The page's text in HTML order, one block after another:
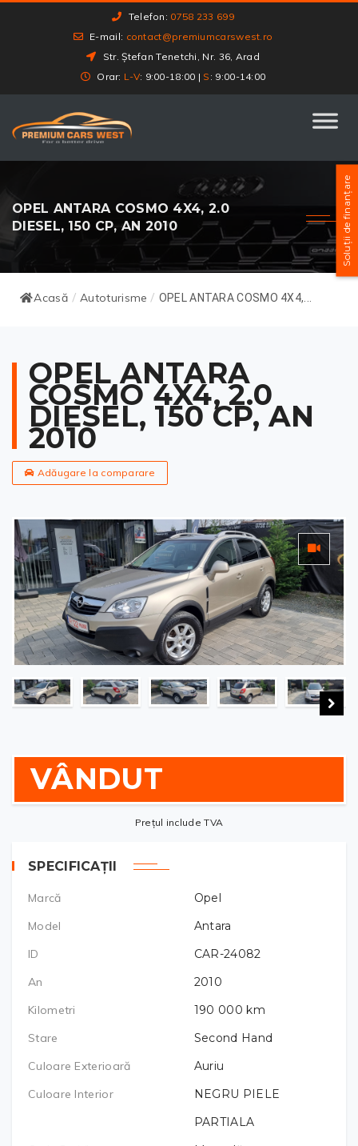
Telefon: 0758 233 699
E-mail: contact@premiumcarswest.ro
Str. Ștefan Tenetchi, Nr. 36, Arad
Orar: L-V: 9:00-18:00 | S : 9:00-14:00
OPEL ANTARA COSMO 4X4, 2.0
DIESEL, 150 CP, AN 2010
Acasă / Autoturisme / OPEL ANTARA COSMO 4X4,...
OPEL ANTARA
COSMO 4X4, 2.0
DIESEL, 150 CP, AN
2010
Adăugare la comparare
VÂNDUT
Prețul include TVA
SPECIFICAȚII
Marcă
Opel
Model
Antara
ID
CAR-24082
An
2010
Kilometri
190 000 km
Stare
Second Hand
Culoare Exterioară
Auriu
Culoare Interior
NEGRU PIELE
PARTIALA
Soluții de finanțare